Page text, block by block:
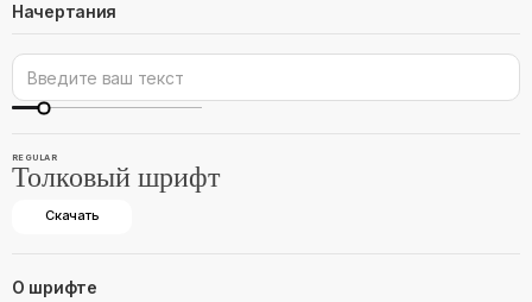
Начертания
REGULAR
Толковый шрифт
Скачать
О шрифте